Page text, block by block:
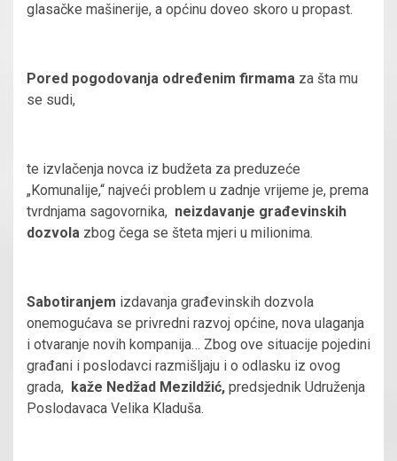
glasačke mašinerije, a općinu doveo skoro u propast.
Pored pogodovanja određenim firmama za šta mu
se sudi,
te izvlačenja novca iz budžeta za preduzeće
„Komunalije,“ najveći problem u zadnje vrijeme je, prema
tvrdnjama sagovornika, neizdavanje građevinskih
dozvola zbog čega se šteta mjeri u milionima.
Sabotiranjem izdavanja građevinskih dozvola
onemogućava se privredni razvoj općine, nova ulaganja
i otvaranje novih kompanija… Zbog ove situacije pojedini
građani i poslodavci razmišljaju i o odlasku iz ovog
grada, kaže Nedžad Mezildžić, predsjednik Udruženja
Poslodavaca Velika Kladuša.